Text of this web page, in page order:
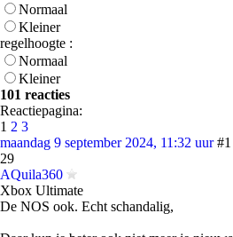
Normaal
Kleiner
regelhoogte :
Normaal
Kleiner
101 reacties
Reactiepagina:
1 2 3
maandag 9 september 2024, 11:32 uur #1
29
AQuila360
Xbox Ultimate
De NOS ook. Echt schandalig,